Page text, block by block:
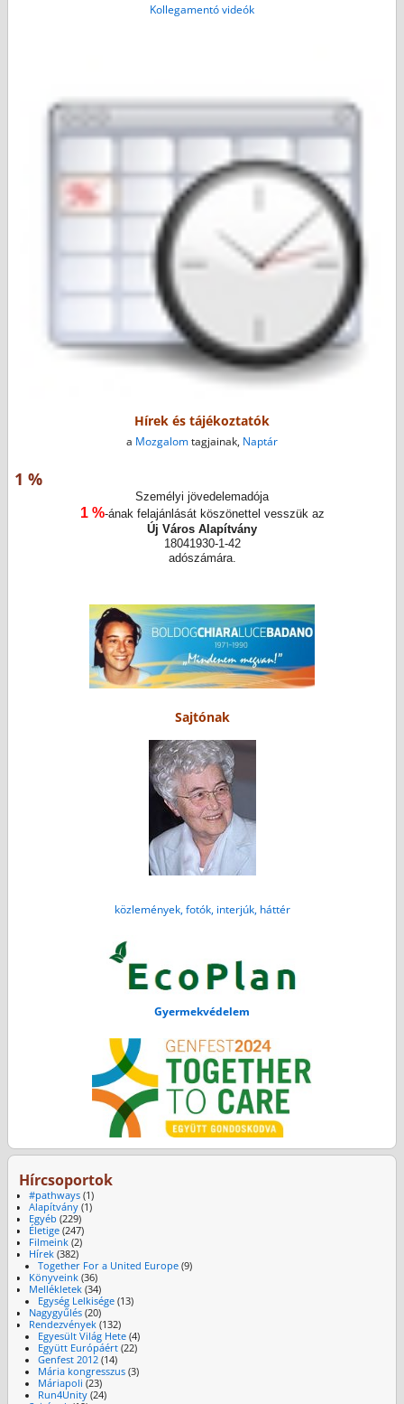
Kollegamentó videók
Hírek és tájékoztatók
a Mozgalomtagjainak, Naptár
1 %
Személyi jövedelemadója
1 %-ának felajánlását köszönettel vesszük az
Új Város Alapítvány
18041930-1-42
adószámára.
Sajtónak
közlemények, fotók, interjúk, háttér
Gyermekvédelem
Hírcsoportok
#pathways(1)
Alapítvány(1)
Egyéb (229)
Életige(247)
Filmeink(2)
Hírek(382)
Together For a United Europe (9)
Könyveink(36)
Mellékletek(34)
Egység Lelkisége (13)
Nagygyűlés(20)
Rendezvények(132)
Egyesült Világ Hete (4)
Együtt Európáért (22)
Genfest 2012 (14)
Mária kongresszus (3)
Máriapoli (23)
Run4Unity (24)